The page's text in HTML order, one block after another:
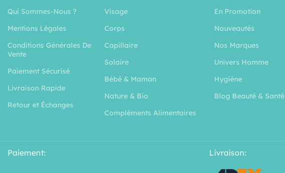
Qui Sommes-Nous ?
Mentions Légales
Conditions Générales De
Vente
Paiement Sécurisé
Livraison Rapide
Retour et Échanges
Visage
Corps
Capillaire
Solaire
Bébé & Maman
Nature & Bio
Compléments Alimentaires
En Promotion
Nouveautés
Nos Marques
Univers Homme
Hygiéne
Blog Beauté & Santé
Paiement: Livraison: